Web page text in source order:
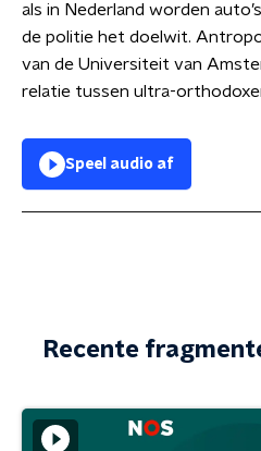
als in Nederland worden
de politie het doelwit.
van de Universiteit van
relatie tussen ultra-
Speel audio af
Recente